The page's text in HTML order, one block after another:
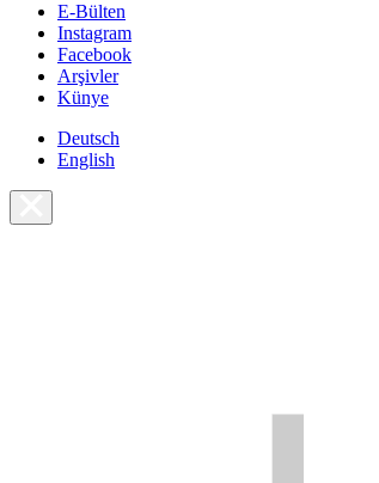
E-Bülten
Instagram
Facebook
Arşivler
Künye
Deutsch
English